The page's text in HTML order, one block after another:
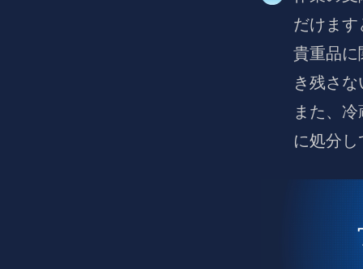
だけます
貴重品に
き残さ
また、
に処分